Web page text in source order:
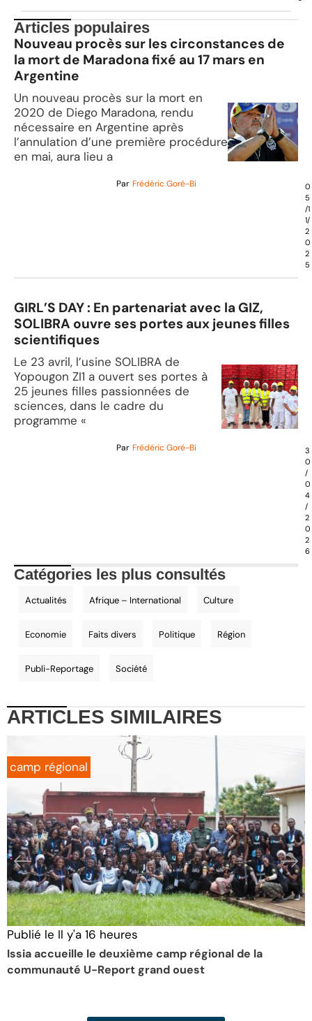
Articles populaires
Nouveau procès sur les circonstances de
la mort de Maradona fixé au 17 mars en
Argentine
Un nouveau procès sur la mort en
2020 de Diego Maradona, rendu
nécessaire en Argentine après
l’annulation d’une première procédure
en mai, aura lieu a
Par Frédéric Goré-Bi
0
5
/1
1/
2
0
2
5
GIRL’S DAY : En partenariat avec la GIZ,
SOLIBRA ouvre ses portes aux jeunes filles
scientifiques
Le 23 avril, l’usine SOLIBRA de
Yopougon ZI1 a ouvert ses portes à
25 jeunes filles passionnées de
sciences, dans le cadre du
programme «
Par Frédéric Goré-Bi
3
0
/
0
4
/
2
0
2
6
Catégories les plus consultés
Actualités Afrique – International Culture
Economie Faits divers Politique Région
Publi-Reportage Société
ARTICLES SIMILAIRES
camp régional
Publié le Il y'a 16 heures
Issia accueille le deuxième camp régional de la
communauté U-Report grand ouest